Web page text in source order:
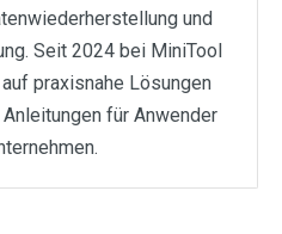
und
Seit 2024 bei MiniTool
praxisnahe Lösungen
für Anwender